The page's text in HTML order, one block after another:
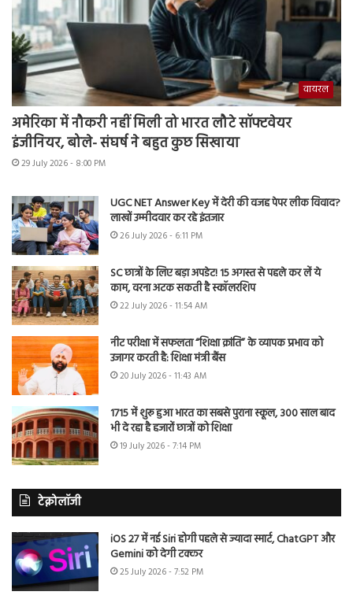
वायरल
अमेरिका में नौकरी नहीं मिली तो भारत लौटे सॉफ्टवेयर
इंजीनियर, बोले- संघर्ष ने बहुत कुछ सिखाया
29 July 2026 - 8:00 PM
UGC NET Answer Key में देरी की वजह पेपर लीक विवाद?
लाखों उम्मीदवार कर रहे इंतजार
26 July 2026 - 6:11 PM
SC छात्रों के लिए बड़ा अपडेट! 15 अगस्त से पहले कर लें ये
काम, वरना अटक सकती है स्कॉलरशिप
22 July 2026 - 11:54 AM
नीट परीक्षा में सफलता “शिक्षा क्रांति” के व्यापक प्रभाव को
उजागर करती है: शिक्षा मंत्री बैंस
20 July 2026 - 11:43 AM
1715 में शुरू हुआ भारत का सबसे पुराना स्कूल, 300 साल बाद
भी दे रहा है हजारों छात्रों को शिक्षा
19 July 2026 - 7:14 PM
टेक्नोलॉजी
iOS 27 में नई Siri होगी पहले से ज्यादा स्मार्ट, ChatGPT और
Gemini को देगी टक्कर
25 July 2026 - 7:52 PM